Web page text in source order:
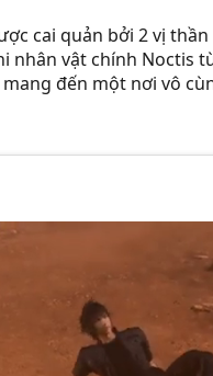
cai quản bởi 2 vị
nhân vật chính Noctis
đến một nơi vô